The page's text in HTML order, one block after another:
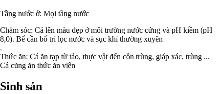
Tầng nước ở: Mọi tầng nước
Chăm sóc: Cá lên màu đẹp ở môi trường nước cứng và pH kiềm (pH
8,0). Bể cần bố trí lọc nước và sục khí thường xuyên
.
Thức ăn: Cá ăn tạp từ tảo, thực vật đến côn trùng, giáp xác, trùng ...
Cá cũng ăn thức ăn viên
Sinh sản